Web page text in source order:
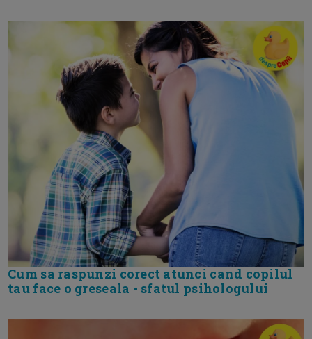
Cum sa raspunzi corect atunci cand copilul
tau face o greseala - sfatul psihologului